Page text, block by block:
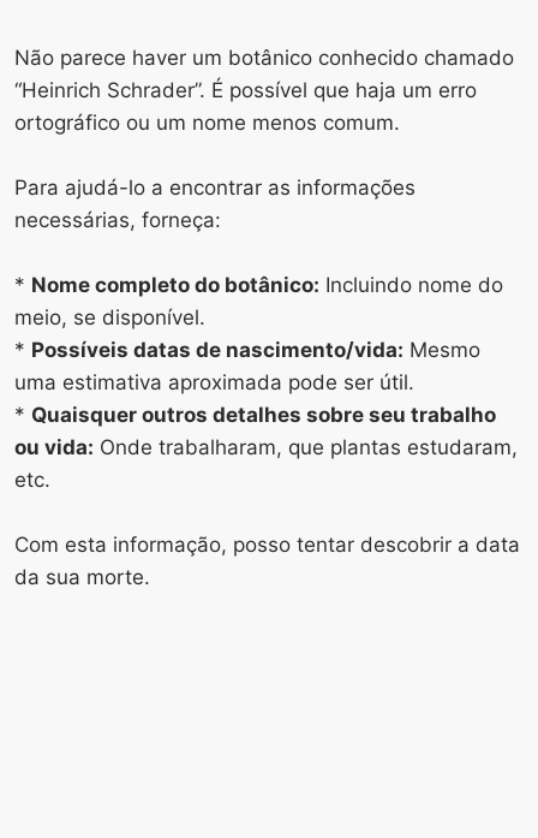
Não parece haver um botânico conhecido chamado
“Heinrich Schrader”. É possível que haja um erro
ortográfico ou um nome menos comum.
Para ajudá-lo a encontrar as informações
necessárias, forneça:
* Nome completo do botânico: Incluindo nome do
meio, se disponível.
* Possíveis datas de nascimento/vida: Mesmo
uma estimativa aproximada pode ser útil.
* Quaisquer outros detalhes sobre seu trabalho
ou vida: Onde trabalharam, que plantas estudaram,
etc.
Com esta informação, posso tentar descobrir a data
da sua morte.